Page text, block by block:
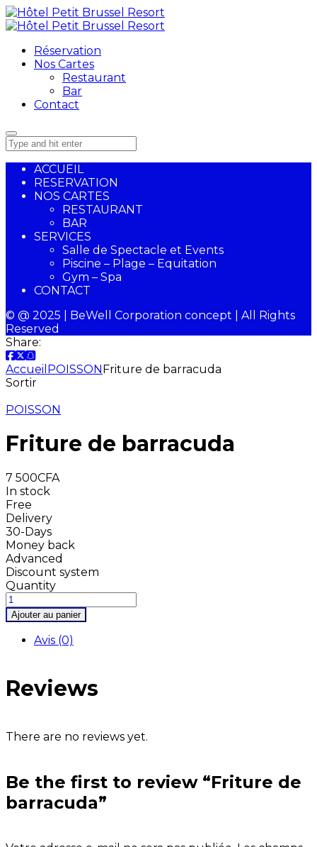
Réservation
Nos Cartes
Restaurant
Bar
Contact
ACCUEIL
RESERVATION
NOS CARTES
RESTAURANT
BAR
SERVICES
Salle de Spectacle et Events
Piscine – Plage – Equitation
Gym – Spa
CONTACT
© @ 2025 | BeWell Corporation concept | All Rights
Reserved
Share:
Accueil POISSONFriture de barracuda
Sortir
POISSON
Friture de barracuda
7 500CFA
In stock
Free
Delivery
30-Days
Money back
Advanced
Discount system
Quantity
Ajouter au panier
Avis (0)
Reviews
There are no reviews yet.
Be the first to review “Friture de
barracuda”